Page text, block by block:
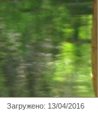
Загружено: 13/04/2016